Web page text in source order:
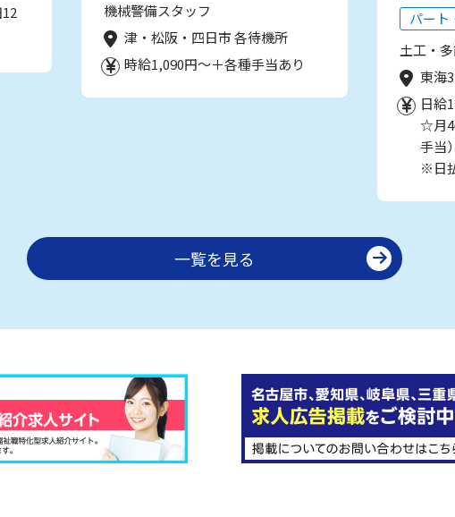
機械警備スタッフ
津・松阪・四日市 各待機所
時給1,090円～＋各種手当あり
パート
土工・
東海
日給
☆月
手当）
※日
一覧を見る